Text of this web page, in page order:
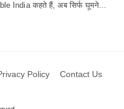
India कहते हैं, अब सिर्फ घूमने…
Policy Contact Us